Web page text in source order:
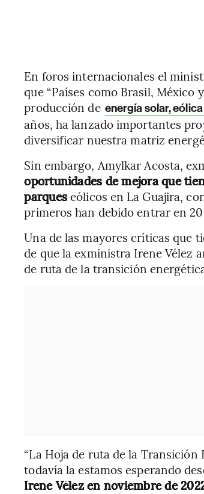
En foros internacionales el
que “Países como Brasil, México
producción de energía solar,
años, ha lanzado importantes
diversificar nuestra matriz
Sin embargo, Amylkar Acosta,
oportunidades de mejora que
parqueseólicos en La Guajira,
primeros han debido entrar en
Una de las mayores críticas que
de que la exministra Irene Vélez
de ruta de la transición
“La Hoja de ruta de la
todavía la estamos esperando
Irene Vélez en noviembre de